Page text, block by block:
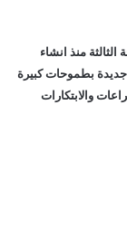
منذ انشاء
مرحلة جديدة بطموحات كبيرة
والابتكارات